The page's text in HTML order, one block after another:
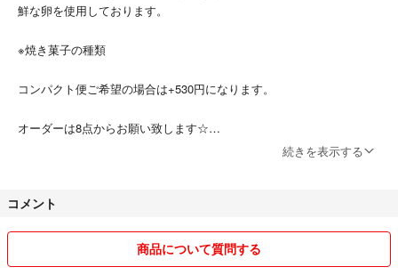
鮮な卵を使用しております。
※焼き菓子の種類
コンパクト便ご希望の場合は+530円になります。
オーダーは8点からお願い致します☆
プレーン
キャラメルチョコチップ
ココア
続きを表示する
コメント
商品について質問する